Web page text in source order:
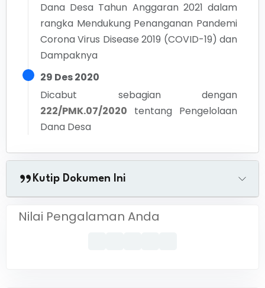
Dana Desa Tahun Anggaran 2021 dalam
rangka Mendukung Penanganan Pandemi
Corona Virus Disease 2019 (COVID-19) dan
Dampaknya
29 Des 2020
Dicabut sebagian dengan
222/PMK.07/2020
tentang Pengelolaan
Dana Desa
Kutip Dokumen Ini
Nilai Pengalaman Anda